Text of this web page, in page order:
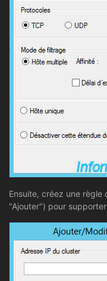
Ensuite, créez une
"Ajouter") pour